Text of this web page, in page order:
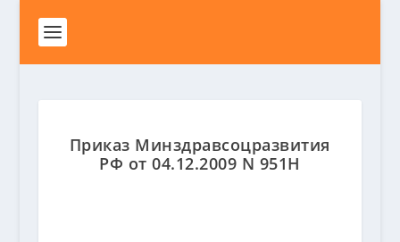
Приказ Минздравсоцразвития
РФ от 04.12.2009 N 951Н